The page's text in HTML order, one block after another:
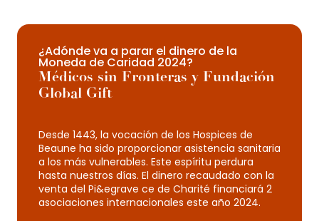
¿Adónde va a parar el dinero de la
Moneda de Caridad 2024?
Médicos sin Fronteras y Fundación
Global Gift
Desde 1443, la vocación de los Hospices de
Beaune ha sido proporcionar asistencia sanitaria
a los más vulnerables. Este espíritu perdura
hasta nuestros días. El dinero recaudado con la
venta del Pi&egrave ce de Charité financiará 2
asociaciones internacionales este año 2024.